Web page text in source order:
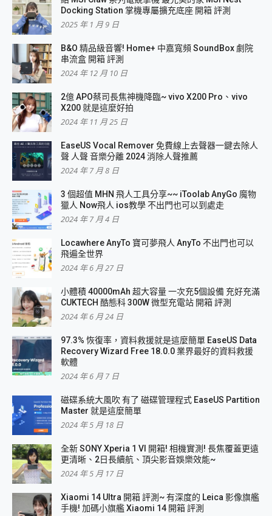
Docking Station 掌機專屬擴充底座 開箱 評測
2025 年 1 月 9 日
B&O 精品級音響! Home+ 中嘉寬頻 SoundBox 劇院
串流盒 開箱 評測
2024 年 12 月 10 日
2億 APO蔡司長焦神機降臨~ vivo X200 Pro、vivo
X200 就是這麼好拍
2024 年 11 月 25 日
EaseUS Vocal Remover 免費線上去聲器一鍵去除人
聲 人聲 音樂分離 2024 消除人聲推薦
2024 年 7 月 8 日
3 個超值 MHN 飛人工具分享~~ iToolab AnyGo 魔物
獵人 Now飛人 ios教學 不出門也可以到處走
2024 年 7 月 4 日
Locawhere AnyTo 寶可夢飛人 AnyTo 不出門也可以
飛遍全世界
2024 年 6 月 27 日
小體積 40000mAh 超大容量 一次充5個設備 充好充滿
CUKTECH 酷態科 300W 微型充電站 開箱 評測
2024 年 6 月 24 日
97.3% 恢復率，資料救援就是這麼簡單 EaseUS Data
Recovery Wizard Free 18.0.0 業界最好的資料救援
軟體
2024 年 6 月 7 日
磁碟系統大風吹 有了 磁碟管理程式 EaseUS Partition
Master 就是這麼簡單
2024 年 5 月 18 日
全新 SONY Xperia 1 VI 開箱! 相機實測! 長焦覆蓋更遠
更清晰、2日長續航、頂尖影音娛樂效能~
2024 年 5 月 17 日
Xiaomi 14 Ultra 開箱 評測~ 有深度的 Leica 影像旗艦
手機! 加碼小旗艦 Xiaomi 14 開箱 評測